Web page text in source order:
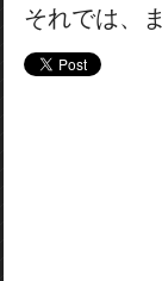
それでは、